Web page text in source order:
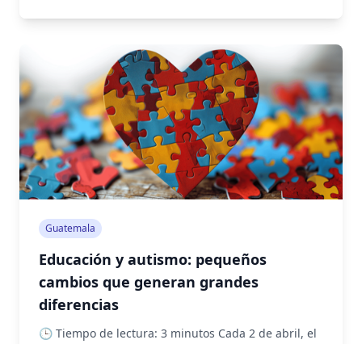
Guatemala
Educación y autismo: pequeños
cambios que generan grandes
diferencias
🕒 Tiempo de lectura: 3 minutos Cada 2 de abril, el